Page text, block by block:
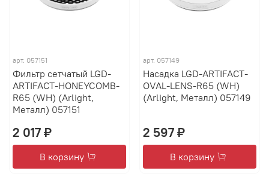
арт. 057151
Фильтр сетчатый LGD-
ARTIFACT-HONEYCOMB-
R65 (WH) (Arlight,
Металл) 057151
2 017 ₽
В корзину
арт. 057149
Насадка LGD-ARTIFACT-
OVAL-LENS-R65 (WH)
(Arlight, Металл) 057149
2 597 ₽
В корзину